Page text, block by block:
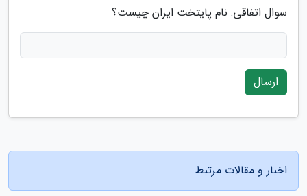
سوال اتفاقی: نام پایتخت ایران چیست؟
ارسال
اخبار و مقالات مرتبط